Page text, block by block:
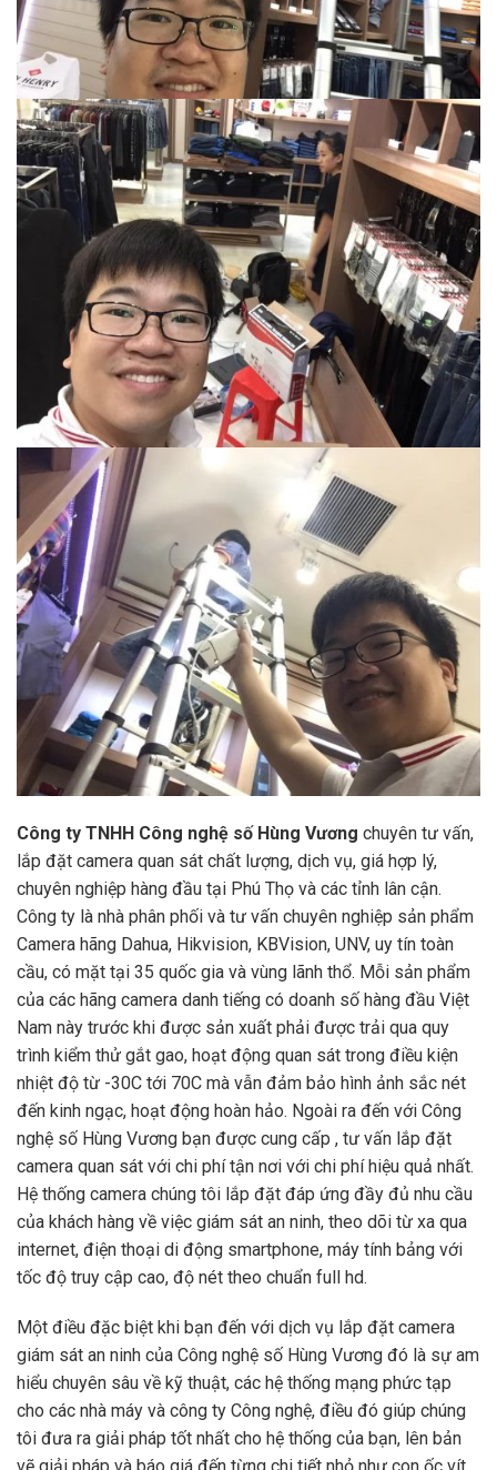
Công ty TNHH Công nghệ số Hùng Vương chuyên tư vấn,
lắp đặt camera quan sát chất lượng, dịch vụ, giá hợp lý,
chuyên nghiệp hàng đầu tại Phú Thọ và các tỉnh lân cận.
Công ty là nhà phân phối và tư vấn chuyên nghiệp sản phẩm
Camera hãng Dahua, Hikvision, KBVision, UNV, uy tín toàn
cầu, có mặt tại 35 quốc gia và vùng lãnh thổ. Mỗi sản phẩm
của các hãng camera danh tiếng có doanh số hàng đầu Việt
Nam này trước khi được sản xuất phải được trải qua quy
trình kiểm thử gắt gao, hoạt động quan sát trong điều kiện
nhiệt độ từ -30C tới 70C mà vẫn đảm bảo hình ảnh sắc nét
đến kinh ngạc, hoạt động hoàn hảo. Ngoài ra đến với Công
nghệ số Hùng Vương bạn được cung cấp , tư vấn lắp đặt
camera quan sát với chi phí tận nơi với chi phí hiệu quả nhất.
Hệ thống camera chúng tôi lắp đặt đáp ứng đầy đủ nhu cầu
của khách hàng về việc giám sát an ninh, theo dõi từ xa qua
internet, điện thoại di động smartphone, máy tính bảng với
tốc độ truy cập cao, độ nét theo chuẩn full hd.
Một điều đặc biệt khi bạn đến với dịch vụ lắp đặt camera
giám sát an ninh của Công nghệ số Hùng Vương đó là sự am
hiểu chuyên sâu về kỹ thuật, các hệ thống mạng phức tạp
cho các nhà máy và công ty Công nghệ, điều đó giúp chúng
tôi đưa ra giải pháp tốt nhất cho hệ thống của bạn, lên bản